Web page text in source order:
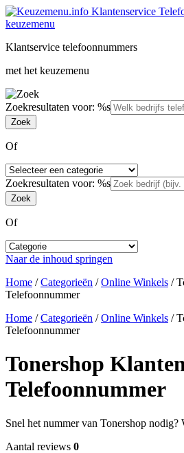
Klantservice telefoonnummers
met het keuzemenu
Zoekresultaten voor: %s
Of
Zoekresultaten voor: %s
Of
Naar de inhoud springen
Home /Categorieën /Online Winkels /
Telefoonnummer
Home /Categorieën /Online Winkels /
Telefoonnummer
Tonershop
Telefoonnummer
Snel het nummer van Tonershop nodig?
Aantal reviews 0